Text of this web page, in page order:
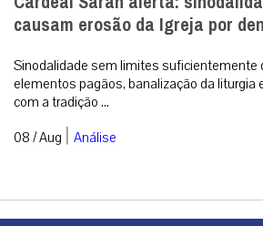
causam erosão da Igreja por
Sinodalidade sem limites suficientemente
elementos pagãos, banalização da liturgia
com a tradição ...
08 / Aug | Análise